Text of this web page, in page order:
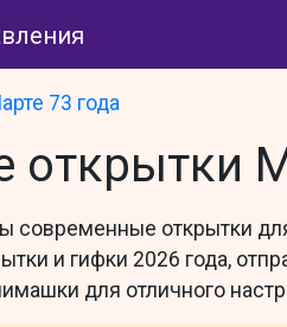
73 года
открытки
современные открытки
и гифки 2026 года,
для отличного